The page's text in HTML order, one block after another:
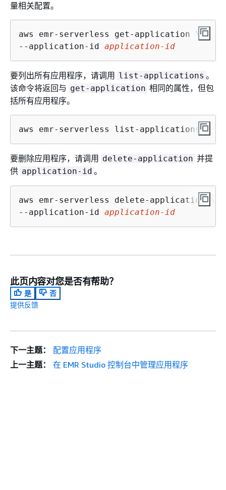
量相关配置。
aws emr-serverless get-application \
--application-id application-id
要列出所有应用程序，请调用 list-applications 。
该命令将返回与 get-application 相同的属性，但包
括所有应用程序。
aws emr-serverless list-applications
要删除应用程序，请调用 delete-application 并提
供 application-id 。
aws emr-serverless delete-application \
--application-id application-id
此页内容对您是否有帮助？
是
否
提供反馈
下一主题：
配置应用程序
上一主题：
在 EMR Studio 控制台中管理应用程序